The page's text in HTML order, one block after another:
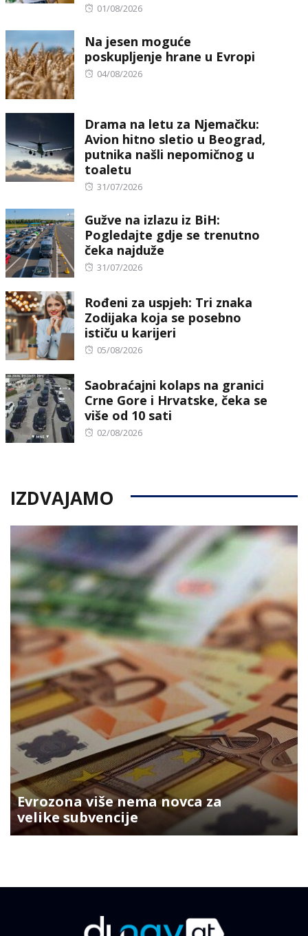
Posted
01/08/2026
Na jesen moguće
poskupljenje hrane u Evropi
Posted
04/08/2026
Drama na letu za Njemačku:
Avion hitno sletio u Beograd,
putnika našli nepomičnog u
toaletu
Posted
31/07/2026
Gužve na izlazu iz BiH:
Pogledajte gdje se trenutno
čeka najduže
Posted
31/07/2026
Rođeni za uspjeh: Tri znaka
Zodijaka koja se posebno
ističu u karijeri
Posted
05/08/2026
Saobraćajni kolaps na granici
Crne Gore i Hrvatske, čeka se
više od 10 sati
Posted
02/08/2026
IZDVAJAMO
Evrozona više nema novca za
velike subvencije